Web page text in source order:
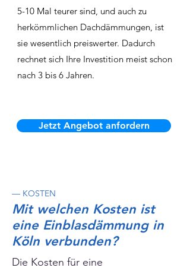
5-10 Mal teurer sind, und auch zu
herkömmlichen Dachdämmungen, ist
sie wesentlich preiswerter. Dadurch
rechnet sich Ihre Investition meist schon
nach 3 bis 6 Jahren.
Jetzt Angebot anfordern
— KOSTEN
Mit welchen Kosten ist
eine Einblasdämmung in
Köln verbunden?
Die Kosten für eine